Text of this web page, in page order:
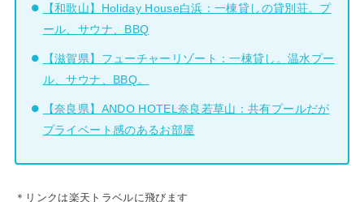
【和歌山】Holiday House白浜：一棟貸しの貸別荘。プ
ール、サウナ、BBQ
【滋賀県】フューチャーリゾート：一棟貸し。温水プー
ル、サウナ、BBQ。
【奈良県】ANDO HOTEL奈良若草山：共有プールだが
プライベート感のあるお部屋
＊リンクは楽天トラベルに飛びます